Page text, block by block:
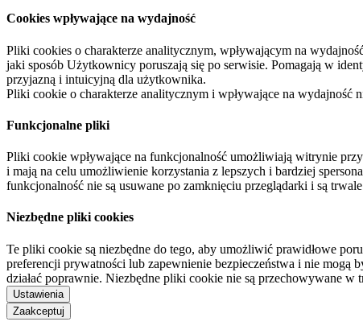
Cookies wpływające na wydajność
Pliki cookies o charakterze analitycznym, wpływającym na
jaki sposób Użytkownicy poruszają się po serwisie. Pomagają w
przyjazną i intuicyjną dla użytkownika.
Pliki cookie o charakterze analitycznym i wpływające na wydajność
Funkcjonalne pliki
Pliki cookie wpływające na funkcjonalność umożliwiają witrynie
i mają na celu umożliwienie korzystania z lepszych i bardziej
funkcjonalność nie są usuwane po zamknięciu przeglądarki i są
Niezbędne pliki cookies
Te pliki cookie są niezbędne do tego, aby umożliwić prawidłowe
preferencji prywatności lub zapewnienie bezpieczeństwa i nie mogą
działać poprawnie. Niezbędne pliki cookie nie są przechowywane
Ustawienia
Zaakceptuj